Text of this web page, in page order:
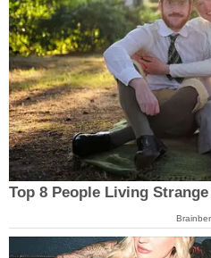
Top 8 People Living